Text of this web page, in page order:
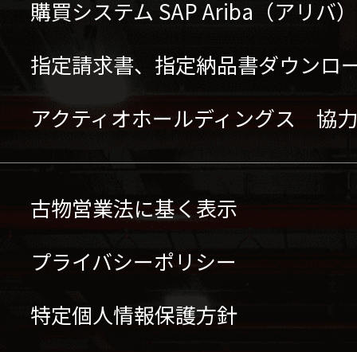
購買システム SAP Ariba（アリバ
指定請求書、指定納品書ダウンロ
アクティオホールディングス 協
古物営業法に基く表示
プライバシーポリシー
特定個人情報保護方針